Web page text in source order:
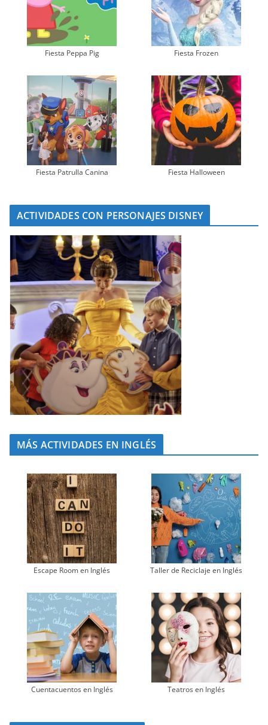
Fiesta Peppa Pig Fiesta Frozen
Fiesta Patrulla Canina Fiesta Halloween
ACTIVIDADES CON PERSONAJES DISNEY
MÁS ACTIVIDADES EN INGLÉS
Escape Room en Inglés Taller de Reciclaje en Inglés
Cuentacuentos en Inglés Teatros en Inglés